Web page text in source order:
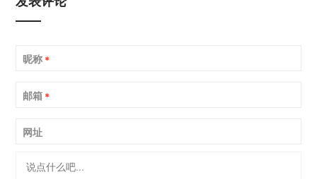
昵称 *
邮箱 *
网址